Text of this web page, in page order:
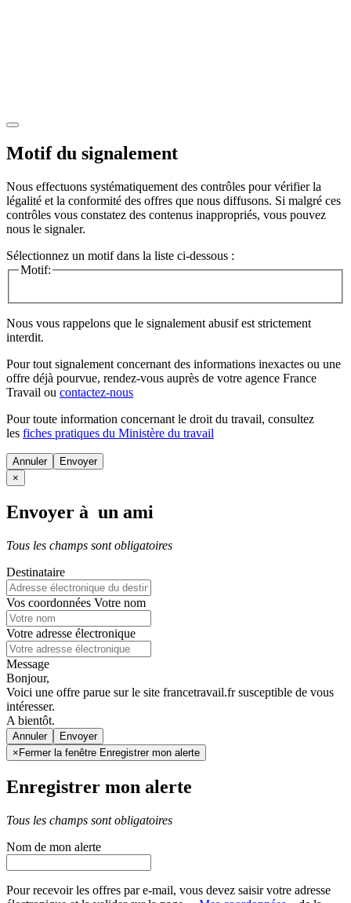
Motif du signalement
Nous effectuons systématiquement des contrôles pour vérifier la
légalité et la conformité des offres que nous diffusons. Si malgré ces
contrôles vous constatez des contenus inappropriés, vous pouvez
nous le signaler.
Sélectionnez un motif dans la liste ci-dessous :
Motif:
Nous vous rappelons que le signalement abusif est strictement
interdit.
Pour tout signalement concernant des informations inexactes ou une
offre déjà pourvue, rendez-vous auprès de votre agence France
Travail ou contactez-nous
Pour toute information concernant le droit du travail, consultez
les fiches pratiques du Ministère du travail
Annuler
×
Envoyer à un ami
Tous les champs sont obligatoires
Destinataire
Vos coordonnées Votre nom
Votre adresse électronique
Message
Bonjour,
Voici une offre parue sur le site francetravail.fr susceptible de vous
intéresser.
A bientôt.
Annuler
× Fermer la fenêtre Enregistrer mon alerte
Enregistrer mon alerte
Tous les champs sont obligatoires
Nom de mon alerte
Pour recevoir les offres par e-mail, vous devez saisir votre adresse